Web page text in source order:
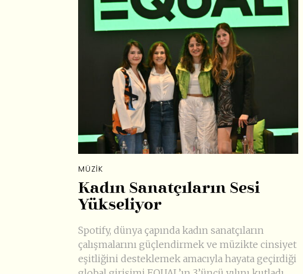
MÜZIK
Kadın Sanatçıların Sesi
Yükseliyor
Spotify, dünya çapında kadın sanatçıların
çalışmalarını güçlendirmek ve müzikte cinsiyet
eşitliğini desteklemek amacıyla hayata geçirdiği